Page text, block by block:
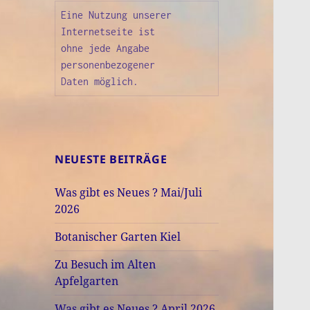
Eine Nutzung unserer
Internetseite ist
ohne jede Angabe
personenbezogener
Daten möglich.
NEUESTE BEITRÄGE
Was gibt es Neues ? Mai/Juli
2026
Botanischer Garten Kiel
Zu Besuch im Alten
Apfelgarten